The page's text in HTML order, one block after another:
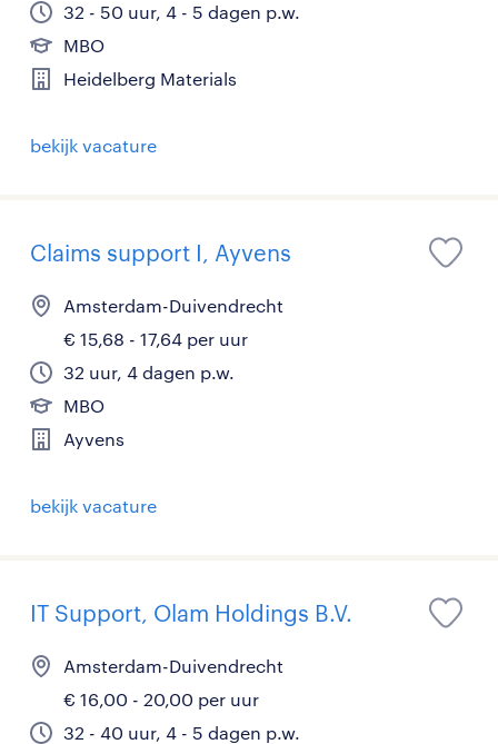
32 - 50 uur, 4 - 5 dagen p.w.
MBO
Heidelberg Materials
bekijk vacature
Claims support I, Ayvens
Amsterdam-Duivendrecht
€ 15,68 - 17,64 per uur
32 uur, 4 dagen p.w.
MBO
Ayvens
bekijk vacature
IT Support, Olam Holdings B.V.
Amsterdam-Duivendrecht
€ 16,00 - 20,00 per uur
32 - 40 uur, 4 - 5 dagen p.w.